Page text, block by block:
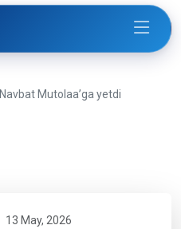
Navbat Mutolaa’ga yetdi
13 May, 2026